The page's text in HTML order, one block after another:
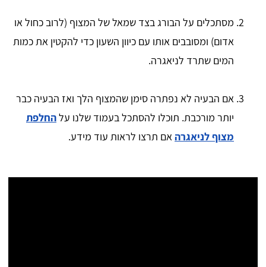
מסתכלים על הבורג בצד שמאל של המצוף (לרוב כחול או
אדום) ומסובבים אותו עם כיוון השעון כדי להקטין את כמות
המים שתרד לניאגרה.
אם הבעיה לא נפתרה סימן שהמצוף הלך ואז הבעיה כבר
יותר מורכבת. תוכלו להסתכל בעמוד שלנו עלהחלפת
מצוף לניאגרהאם תרצו לראות עוד מידע.